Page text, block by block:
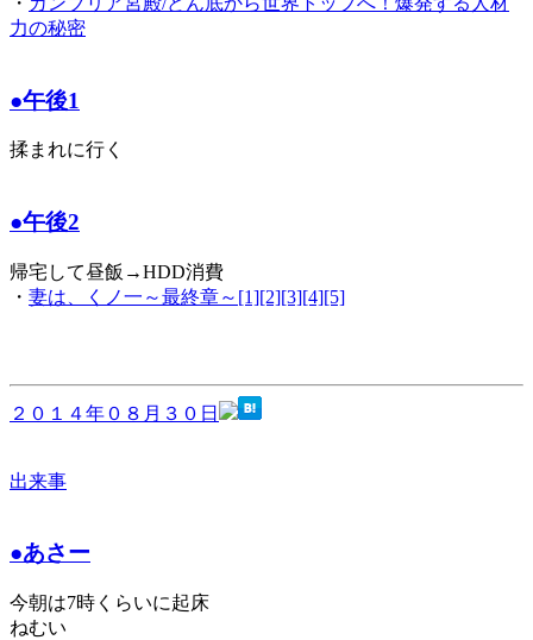
力の秘密
●午後1
揉まれに行く
●午後2
帰宅して昼飯→HDD消費
・ 妻は、くノ一～最終章～[1][2][3][4][5]
２０１４年０８月３０日
出来事
●あさー
今朝は7時くらいに起床
ねむい